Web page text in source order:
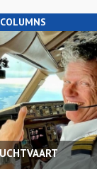
COLUMNS